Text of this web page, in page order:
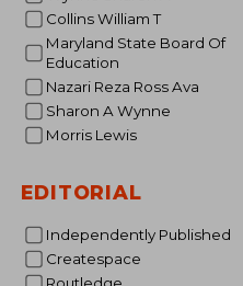
Collins William T
Maryland State Board Of
Education
Nazari Reza Ross Ava
Sharon A Wynne
Morris Lewis
EDITORIAL
Independently Published
Createspace